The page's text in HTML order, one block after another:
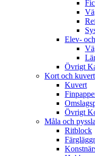
Elev-
Övrigt
Kort och kuvert
Kuvert
Övrigt
Måla och pyssla
Ritblock